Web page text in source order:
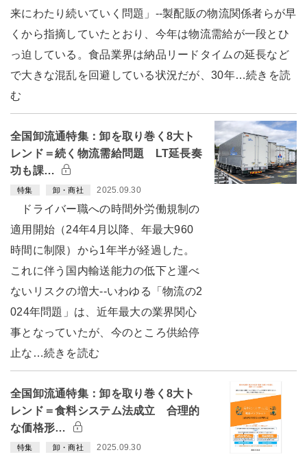
来にわたり続いていく問題」--製配販の物流関係者らが早
くから指摘していたとおり、今年は物流需給が一段とひ
っ迫している。食品業界は納品リードタイムの延長など
で大きな混乱を回避している状況だが、30年…続きを読
む
全国卸流通特集：卸を取り巻く8大ト
レンド＝続く物流需給問題 LT延長奏
功も課…
特集 卸・商社 2025.09.30
ドライバー職への時間外労働規制の
適用開始（24年4月以降、年最大960
時間に制限）から1年半が経過した。
これに伴う国内輸送能力の低下と運べ
ないリスクの増大--いわゆる「物流の2
024年問題」は、近年最大の業界関心
事となっていたが、今のところ供給停
止な…続きを読む
全国卸流通特集：卸を取り巻く8大ト
レンド＝食料システム法成立 合理的
な価格形…
特集 卸・商社 2025.09.30